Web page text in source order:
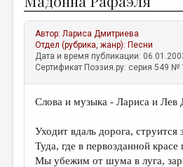
ЖАНРЫ
АВТОРЫ
КОММЕНТАРИИ
ЛИТСАЛОН
НОВОСТИ
ПРАВИЛА САЙТА
ОТДЕЛЫ И РУБРИКИ
Автор:Лариса Дмитриева
Отдел (рубрика, жанр): Песни
Дата и время публикации:
Сертификат Поэзия.ру: серия 549 №
Слова и музыка - Лариса и Лев
Уходит вдаль дорога, струится
Туда, где в первозданной красе
Мы убежим от шума в луга,